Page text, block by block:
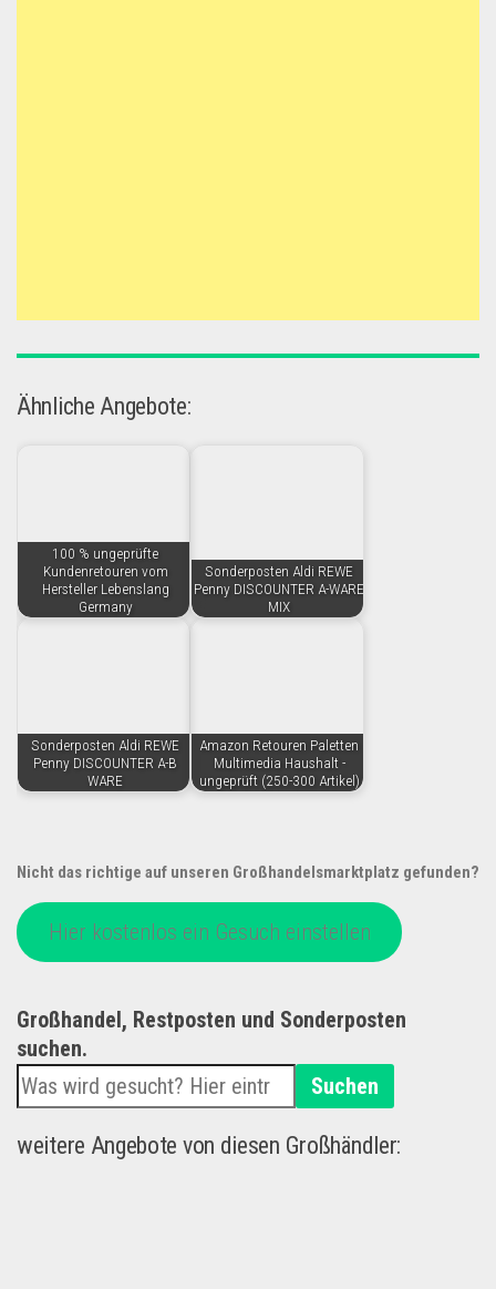
Ähnliche Angebote:
100 % ungeprüfte
Kundenretouren vom
Hersteller Lebenslang
Germany
Sonderposten Aldi REWE
Penny DISCOUNTER A-WARE
MIX
Sonderposten Aldi REWE
Penny DISCOUNTER A-B
WARE
Amazon Retouren Paletten
Multimedia Haushalt -
ungeprüft (250-300 Artikel)
Nicht das richtige auf unseren Großhandelsmarktplatz gefunden?
Hier kostenlos ein Gesuch einstellen
Großhandel, Restposten und Sonderposten
suchen.
Suchen
weitere Angebote von diesen Großhändler: